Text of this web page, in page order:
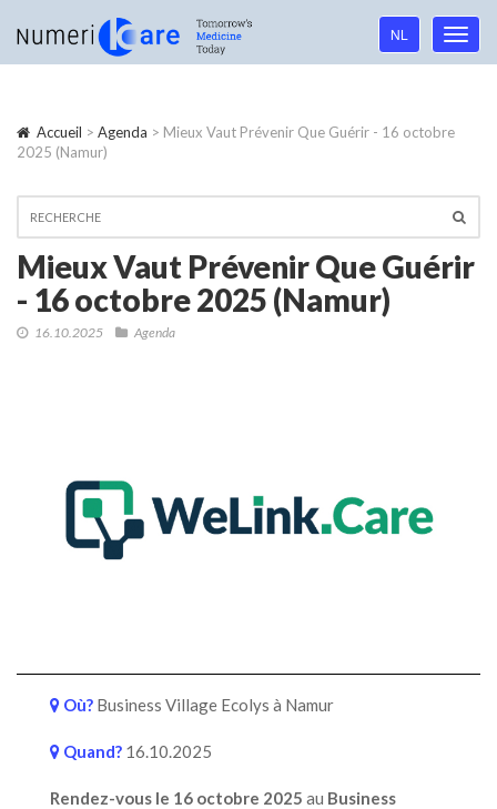
Language
navigation
NL
Accueil > Agenda > Mieux Vaut Prévenir Que Guérir - 16 octobre
2025 (Namur)
Mieux Vaut Prévenir Que Guérir
- 16 octobre 2025 (Namur)
16.10.2025 Agenda
Où? Business Village Ecolys à Namur
Quand? 16.10.2025
Rendez-vous le 16 octobre 2025 au Business